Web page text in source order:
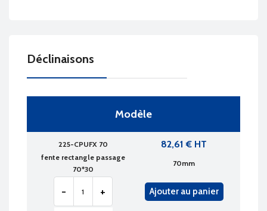
Déclinaisons
Modèle
225-CPUFX 70
fente rectangle passage
70*30
70mm
82,61 € HT
- + Ajouter au panier